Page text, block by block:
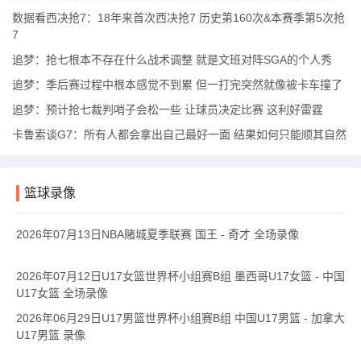
数据看西决抢7：18年来首次西决抢7 历史第160次&本赛季第5次抢
7
追梦：抢七根本不存在什么战术调整 就是文班对阵SGA的个人秀
追梦：季后赛过程中根本感觉不到累 但一打完突然就像被卡车撞了
追梦：预计抢七裁判哨子会松一些 让球员决定比赛 这利好雷霆
卡鲁索谈G7：所有人都会拿出自己最好一面 结果如何只能顺其自然
篮球录像
2026年07月13日NBA赌城夏季联赛 国王 - 奇才 全场录像
2026年07月12日U17女篮世界杯小组赛B组 墨西哥U17女篮 - 中国
U17女篮 全场录像
2026年06月29日U17男篮世界杯小组赛B组 中国U17男篮 - 加拿大
U17男篮 录像